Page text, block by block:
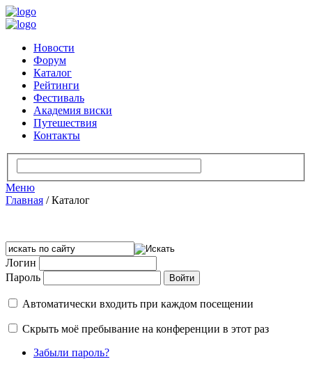
Новости
Форум
Каталог
Рейтинги
Фестиваль
Академия виски
Путешествия
Контакты
Меню
Главная /Каталог
Логин
Пароль
Автоматически входить при каждом посещении
Скрыть моё пребывание на конференции в этот раз
Забыли пароль?